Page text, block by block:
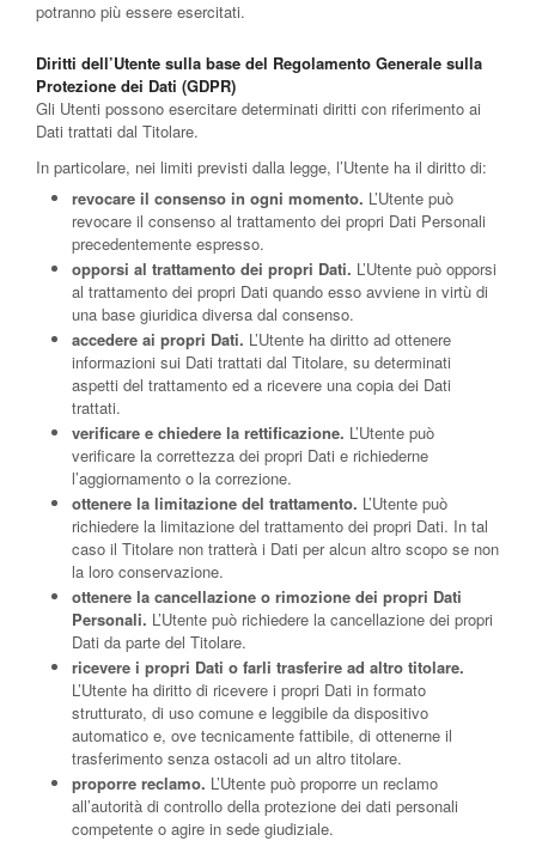
potranno più essere esercitati.
Diritti dell’Utente sulla base del Regolamento Generale sulla
Protezione dei Dati (GDPR)
Gli Utenti possono esercitare determinati diritti con riferimento ai
Dati trattati dal Titolare.
In particolare, nei limiti previsti dalla legge, l’Utente ha il diritto di:
revocare il consenso in ogni momento. L’Utente può
revocare il consenso al trattamento dei propri Dati Personali
precedentemente espresso.
opporsi al trattamento dei propri Dati. L’Utente può opporsi
al trattamento dei propri Dati quando esso avviene in virtù di
una base giuridica diversa dal consenso.
accedere ai propri Dati. L’Utente ha diritto ad ottenere
informazioni sui Dati trattati dal Titolare, su determinati
aspetti del trattamento ed a ricevere una copia dei Dati
trattati.
verificare e chiedere la rettificazione. L’Utente può
verificare la correttezza dei propri Dati e richiederne
l’aggiornamento o la correzione.
ottenere la limitazione del trattamento. L’Utente può
richiedere la limitazione del trattamento dei propri Dati. In tal
caso il Titolare non tratterà i Dati per alcun altro scopo se non
la loro conservazione.
ottenere la cancellazione o rimozione dei propri Dati
Personali. L’Utente può richiedere la cancellazione dei propri
Dati da parte del Titolare.
ricevere i propri Dati o farli trasferire ad altro titolare.
L’Utente ha diritto di ricevere i propri Dati in formato
strutturato, di uso comune e leggibile da dispositivo
automatico e, ove tecnicamente fattibile, di ottenerne il
trasferimento senza ostacoli ad un altro titolare.
proporre reclamo. L’Utente può proporre un reclamo
all’autorità di controllo della protezione dei dati personali
competente o agire in sede giudiziale.